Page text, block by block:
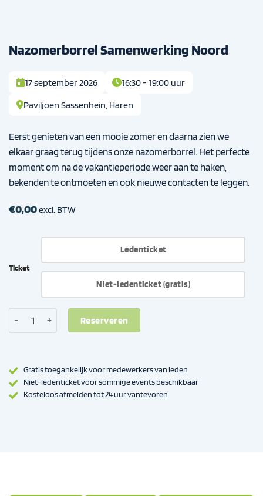
Nazomerborrel Samenwerking Noord
17 september 2026
16:30 - 19:00 uur
Paviljoen Sassenhein, Haren
Eerst genieten van een mooie zomer en daarna zien we
elkaar graag terug tijdens onze nazomerborrel. Het perfecte
moment om na de vakantieperiode weer aan te haken,
bekenden te ontmoeten en ook nieuwe contacten te leggen.
€0,00excl. BTW
Ticket
Ledenticket
Niet-ledenticket (gratis)
Reserveren
Gratis toegankelijk voor medewerkers van leden
Niet-ledenticket voor sommige events beschikbaar
Kosteloos afmelden tot 24 uur vantevoren